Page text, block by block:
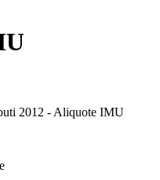
2012 - Aliquote IMU